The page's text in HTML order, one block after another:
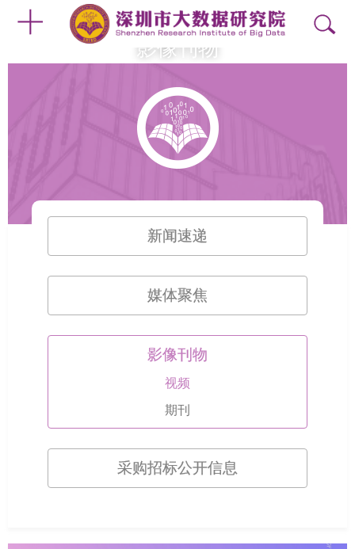
影像刊物
新闻速递
媒体聚焦
影像刊物
视频
期刊
采购招标公开信息